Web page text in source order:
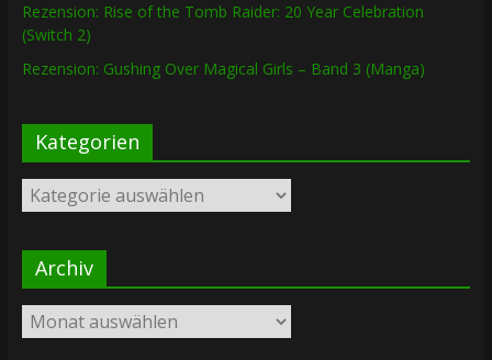
Rezension: Rise of the Tomb Raider: 20 Year Celebration
(Switch 2)
Rezension: Gushing Over Magical Girls – Band 3 (Manga)
Kategorien
Kategorien
Archiv
Archiv